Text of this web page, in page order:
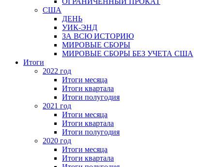
США
ДЕНЬ
УИК-ЭНД
ЗА ВСЮ ИСТОРИЮ
МИРОВЫЕ СБОРЫ
МИРОВЫЕ СБОРЫ БЕЗ УЧЕТА США
Итоги
2022 год
Итоги месяца
Итоги квартала
Итоги полугодия
2021 год
Итоги месяца
Итоги квартала
Итоги полугодия
2020 год
Итоги месяца
Итоги квартала